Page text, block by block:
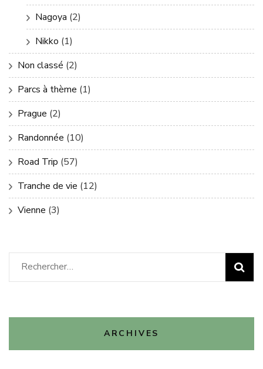
Nagoya (2)
Nikko (1)
Non classé (2)
Parcs à thème (1)
Prague (2)
Randonnée (10)
Road Trip (57)
Tranche de vie (12)
Vienne (3)
Rechercher :
ARCHIVES